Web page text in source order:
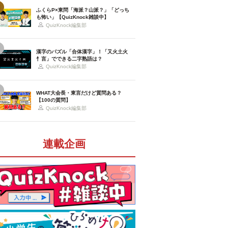
ふくらP×東問「海派？山派？」「どっち
も怖い」【QuizKnock雑談中】
QuizKnock編集部
漢字のパズル「合体漢字」！「又火土火
忄言」でできる二字熟語は？
QuizKnock編集部
WHAT大会長・東言だけど質問ある？
【100の質問】
QuizKnock編集部
連載企画